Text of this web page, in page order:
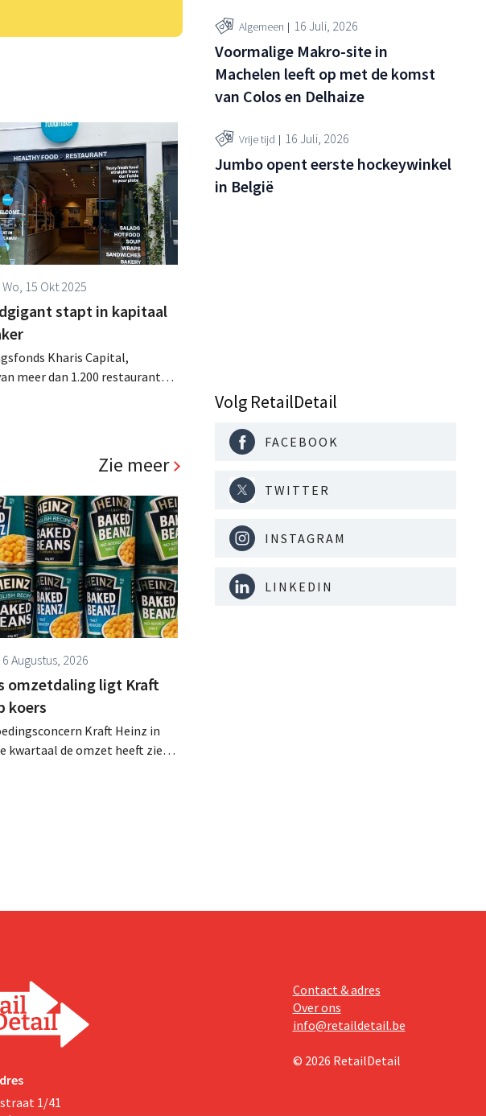
Wo, 15 Okt 2025
stapt in kapitaal
Kharis Capital,
meer dan 1.200 restaurants
Zie meer
6 Augustus, 2026
omzetdaling ligt Kraft
koers
Kraft Heinz in
kwartaal de omzet heeft zien
Algemeen 16 Juli, 2026
Voormalige Makro-site in
Machelen leeft op met de komst
van Colos en Delhaize
Vrije tijd 16 Juli, 2026
Jumbo opent eerste hockeywinkel
in België
Volg RetailDetail
FACEBOOK
TWITTER
INSTAGRAM
LINKEDIN
1/41
Contact & adres
Over ons
info@retaildetail.be
© 2026 RetailDetail